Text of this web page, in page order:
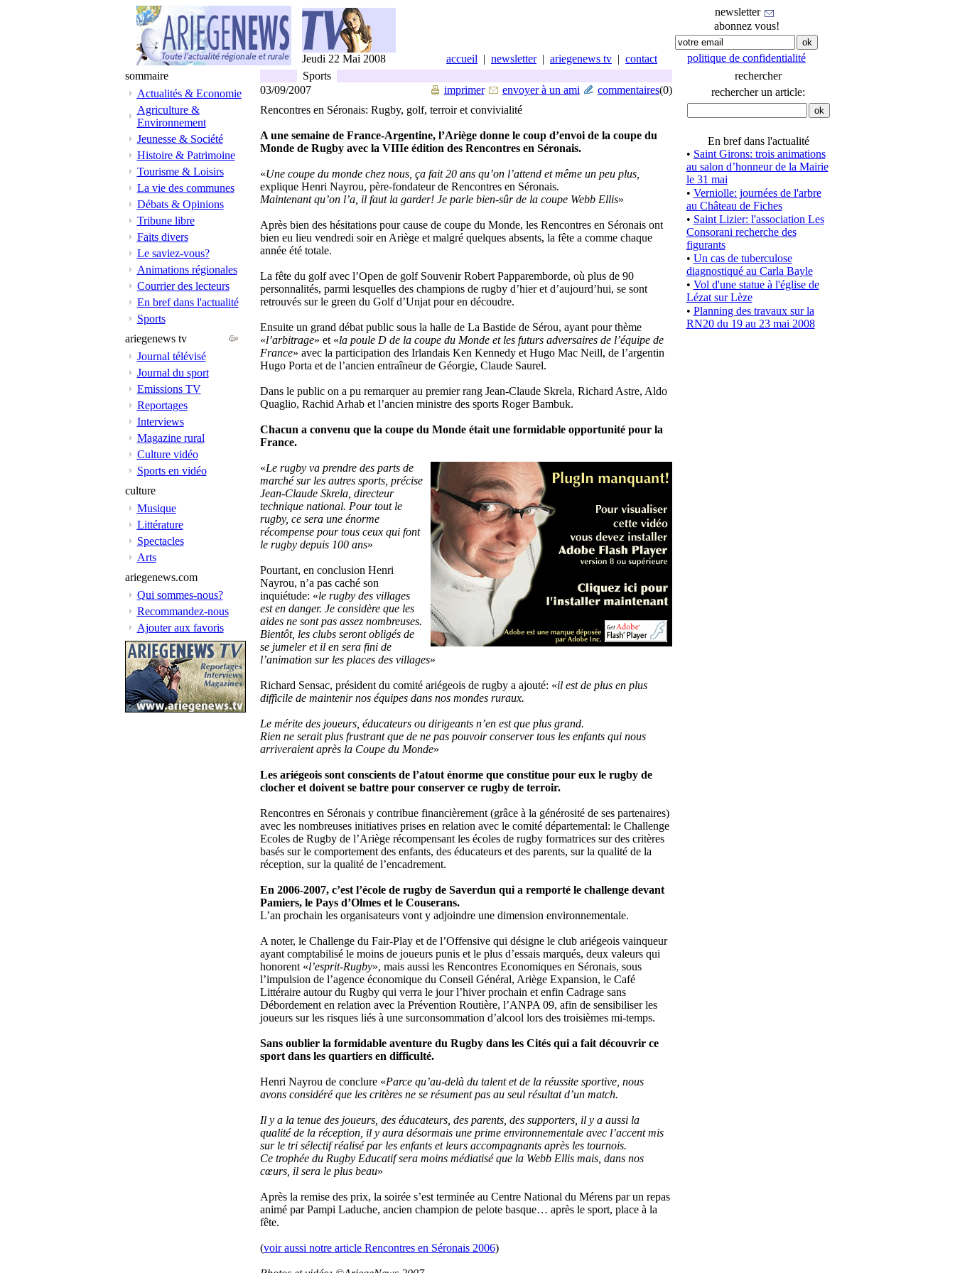
Jeudi 22 Mai 2008 accueil | newsletter| ariegenews tv | contact
newsletter
abonnez vous!
politique de confidentialité
sommaire
Actualités & Economie
Agriculture &
Environnement
Jeunesse & Société
Histoire & Patrimoine
Tourisme & Loisirs
La vie des communes
Débats & Opinions
Tribune libre
Faits divers
Le saviez-vous?
Animations régionales
Courrier des lecteurs
En bref dans l'actualité
Sports
ariegenews tv
Journal télévisé
Journal du sport
Emissions TV
Reportages
Interviews
Magazine rural
Culture vidéo
Sports en vidéo
culture
Musique
Littérature
Spectacles
Arts
ariegenews.com
Qui sommes-nous?
Recommandez-nous
Ajouter aux favoris
Sports
03/09/2007
imprimer envoyer à un ami commentaires(0)
Rencontres en Séronais: Rugby, golf, terroir et convivialité
A une semaine de France-Argentine, l’Ariège donne le coup d’envoi de la coupe du
Monde de Rugby avec la VIIIe édition des Rencontres en Séronais.
«Une coupe du monde chez nous, ça fait 20 ans qu’on l’attend et même un peu plus,
explique Henri Nayrou, père-fondateur de Rencontres en Séronais.
Maintenant qu’on l’a, il faut la garder! Je parle bien-sûr de la coupe Webb Ellis»
Après bien des hésitations pour cause de coupe du Monde, les Rencontres en Séronais ont
bien eu lieu vendredi soir en Ariège et malgré quelques absents, la fête a comme chaque
année été totale.
La fête du golf avec l’Open de golf Souvenir Robert Papparemborde, où plus de 90
personnalités, parmi lesquelles des champions de rugby d’hier et d’aujourd’hui, se sont
retrouvés sur le green du Golf d’Unjat pour en découdre.
Ensuite un grand débat public sous la halle de La Bastide de Sérou, ayant pour thème
«l’arbitrage» et «la poule D de la coupe du Monde et les futurs adversaires de l’équipe de
France» avec la participation des Irlandais Ken Kennedy et Hugo Mac Neill, de l’argentin
Hugo Porta et de l’ancien entraîneur de Géorgie, Claude Saurel.
Dans le public on a pu remarquer au premier rang Jean-Claude Skrela, Richard Astre, Aldo
Quaglio, Rachid Arhab et l’ancien ministre des sports Roger Bambuk.
Chacun a convenu que la coupe du Monde était une formidable opportunité pour la
France.
«Le rugby va prendre des parts de
marché sur les autres sports, précise
Jean-Claude Skrela, directeur
technique national. Pour tout le
rugby, ce sera une énorme
récompense pour tous ceux qui font
le rugby depuis 100 ans»
Pourtant, en conclusion Henri
Nayrou, n’a pas caché son
inquiétude: «le rugby des villages
est en danger. Je considère que les
aides ne sont pas assez nombreuses.
Bientôt, les clubs seront obligés de
se jumeler et il en sera fini de
l’animation sur les places des villages»
Richard Sensac, président du comité ariégeois de rugby a ajouté: «il est de plus en plus
difficile de maintenir nos équipes dans nos mondes ruraux.
Le mérite des joueurs, éducateurs ou dirigeants n’en est que plus grand.
Rien ne serait plus frustrant que de ne pas pouvoir conserver tous les enfants qui nous
arriveraient après la Coupe du Monde»
Les ariégeois sont conscients de l’atout énorme que constitue pour eux le rugby de
clocher et doivent se battre pour conserver ce rugby de terroir.
Rencontres en Séronais y contribue financièrement (grâce à la générosité de ses partenaires)
avec les nombreuses initiatives prises en relation avec le comité départemental: le Challenge
Ecoles de Rugby de l’Ariège récompensant les écoles de rugby formatrices sur des critères
basés sur le comportement des enfants, des éducateurs et des parents, sur la qualité de la
réception, sur la qualité de l’encadrement.
En 2006-2007, c’est l’école de rugby de Saverdun qui a remporté le challenge devant
Pamiers, le Pays d’Olmes et le Couserans.
L’an prochain les organisateurs vont y adjoindre une dimension environnementale.
A noter, le Challenge du Fair-Play et de l’Offensive qui désigne le club ariégeois vainqueur
ayant comptabilisé le moins de joueurs punis et le plus d’essais marqués, deux valeurs qui
honorent «l’esprit-Rugby», mais aussi les Rencontres Economiques en Séronais, sous
l’impulsion de l’agence économique du Conseil Général, Ariège Expansion, le Café
Littéraire autour du Rugby qui verra le jour l’hiver prochain et enfin Cadrage sans
Débordement en relation avec la Prévention Routière, l’ANPA 09, afin de sensibiliser les
joueurs sur les risques liés à une surconsommation d’alcool lors des troisièmes mi-temps.
Sans oublier la formidable aventure du Rugby dans les Cités qui a fait découvrir ce
sport dans les quartiers en difficulté.
Henri Nayrou de conclure «Parce qu’au-delà du talent et de la réussite sportive, nous
avons considéré que les critères ne se résument pas au seul résultat d’un match.
Il y a la tenue des joueurs, des éducateurs, des parents, des supporters, il y a aussi la
qualité de la réception, il y aura désormais une prime environnementale avec l’accent mis
sur le tri sélectif réalisé par les enfants et leurs accompagnants après les tournois.
Ce trophée du Rugby Educatif sera moins médiatisé que la Webb Ellis mais, dans nos
cœurs, il sera le plus beau»
Après la remise des prix, la soirée s’est terminée au Centre National du Mérens par un repas
animé par Pampi Laduche, ancien champion de pelote basque… après le sport, place à la
fête.
(voir aussi notre article Rencontres en Séronais 2006)
rechercher
rechercher un article:
En bref dans l'actualité
• Saint Girons: trois animations
au salon d’honneur de la Mairie
le 31 mai
• Verniolle: journées de l'arbre
au Château de Fiches
• Saint Lizier: l'association Les
Consorani recherche des
figurants
• Un cas de tuberculose
diagnostiqué au Carla Bayle
• Vol d'une statue à l'église de
Lézat sur Lèze
• Planning des travaux sur la
RN20 du 19 au 23 mai 2008